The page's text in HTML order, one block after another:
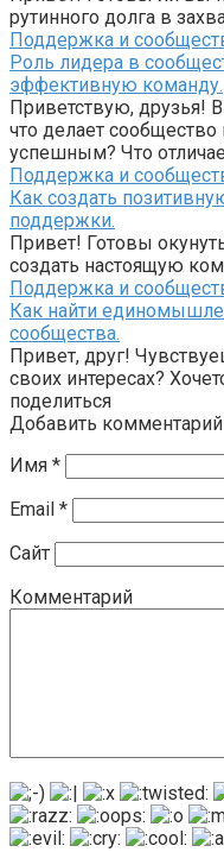
рутинного долга в
Поддержка и
Роль лидера в
эффективную команду.
Приветствую, друзья!
что делает
успешным? Что
Поддержка и
Как создать
поддержки.
Привет! Готовы
создать настоящую
Поддержка и
Как найти
сообщества.
Привет, друг!
своих интересах?
поделиться
Добавить комментарий
Имя *
Email *
Сайт
Комментарий